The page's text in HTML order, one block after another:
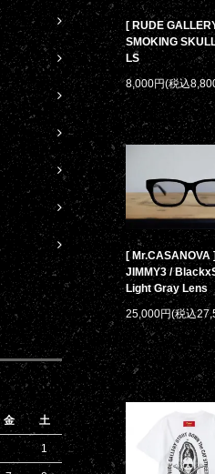
金 土
1
[ RUDE
SMOKING
LS
8,000円(税込
[ Mr.CASANOVA ]
JIMMY3 /
Light Gray Lens
25,000円(税込